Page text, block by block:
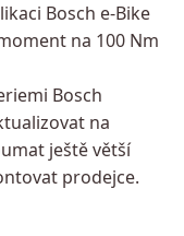
Bosch e-Bike
na 100 Nm
Bosch
na
ještě větší
prodejce.